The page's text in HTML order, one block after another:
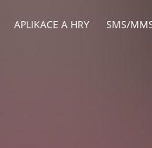
APLIKACE A HRY SMS/